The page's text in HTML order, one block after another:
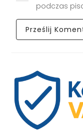
podczas